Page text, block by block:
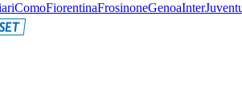
ComoFiorentinaFrosinoneGenoaInter